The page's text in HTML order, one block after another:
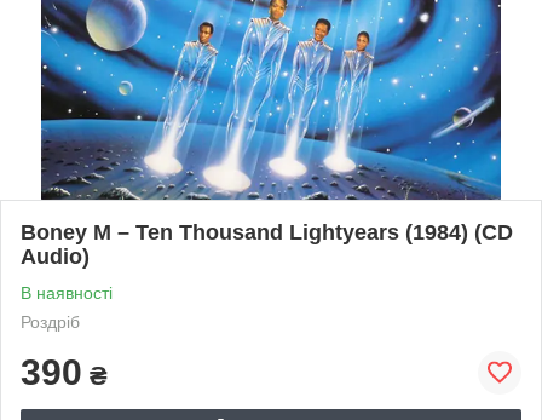
Boney M – Ten Thousand Lightyears (1984) (CD
Audio)
В наявності
Роздріб
390 ₴